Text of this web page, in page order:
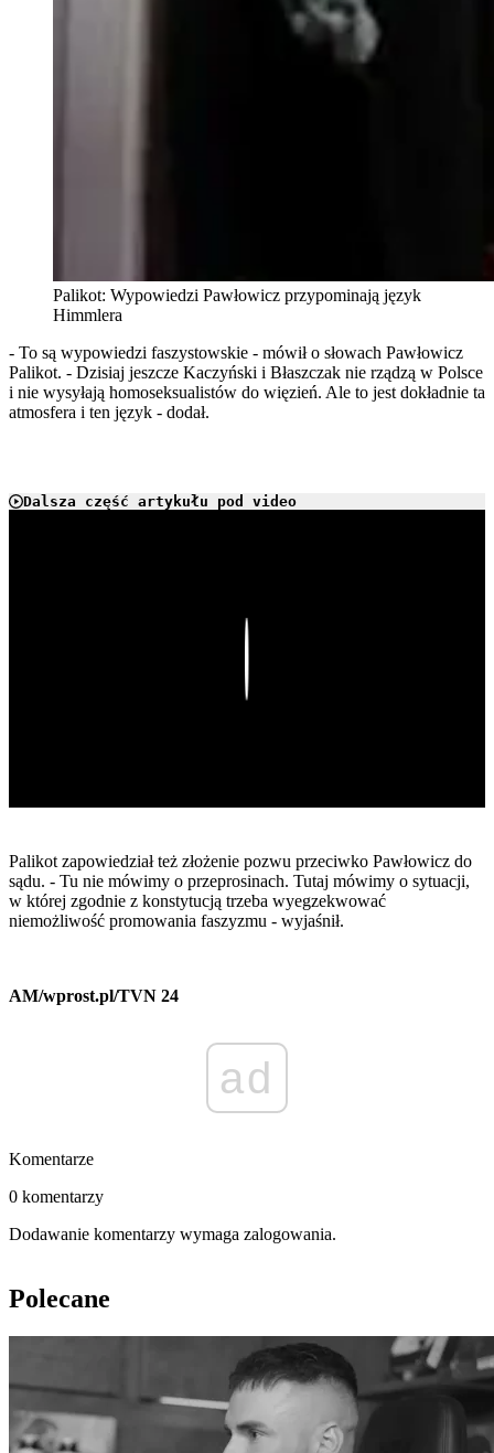
Palikot: Wypowiedzi Pawłowicz przypominają język
Himmlera
- To są wypowiedzi faszystowskie - mówił o słowach Pawłowicz
Palikot. - Dzisiaj jeszcze Kaczyński i Błaszczak nie rządzą w Polsce
i nie wysyłają homoseksualistów do więzień. Ale to jest dokładnie ta
atmosfera i ten język - dodał.
Dalsza część artykułu pod video
Palikot zapowiedział też złożenie pozwu przeciwko Pawłowicz do
sądu. - Tu nie mówimy o przeprosinach. Tutaj mówimy o sytuacji,
w której zgodnie z konstytucją trzeba wyegzekwować
niemożliwość promowania faszyzmu - wyjaśnił.
AM/wprost.pl/TVN 24
ad
Komentarze
0 komentarzy
Dodawanie komentarzy wymaga zalogowania.
Polecane